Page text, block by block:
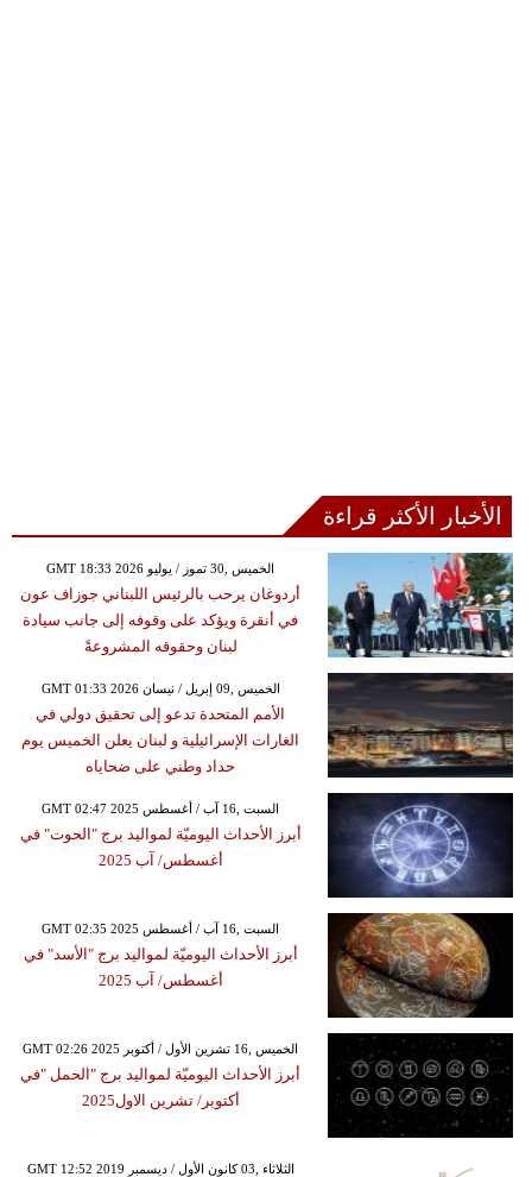
الأخبار الأكثر قراءة
GMT 18:33 2026 الخميس ,30 تموز / يوليو
أردوغان يرحب بالرئيس اللبناني جوزاف عون
في أنقرة ويؤكد على وقوفه إلى جانب سيادة
لبنان وحقوقه المشروعةً
GMT 01:33 2026 الخميس ,09 إبريل / نيسان
الأمم المتحدة تدعو إلى تحقيق دولي في
الغارات الإسرائيلية و لبنان يعلن الخميس يوم
حداد وطني على ضحاياه
GMT 02:47 2025 السبت ,16 آب / أغسطس
أبرز الأحداث اليوميّة لمواليد برج "الحوت" في
أغسطس/ آب 2025
GMT 02:35 2025 السبت ,16 آب / أغسطس
أبرز الأحداث اليوميّة لمواليد برج "الأسد" في
أغسطس/ آب 2025
GMT 02:26 2025 الخميس ,16 تشرين الأول / أكتوبر
أبرز الأحداث اليوميّة لمواليد برج "الحمل "في
أكتوبر/ تشرين الاول2025
GMT 12:52 2019 الثلاثاء ,03 كانون الأول / ديسمبر